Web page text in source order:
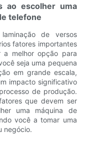
ao escolher uma
telefone
de versos
fatores importantes
a melhor opção para
seja uma pequena
em grande escala,
impacto significativo
de produção.
que devem ser
uma máquina de
você a tomar uma
negócio.